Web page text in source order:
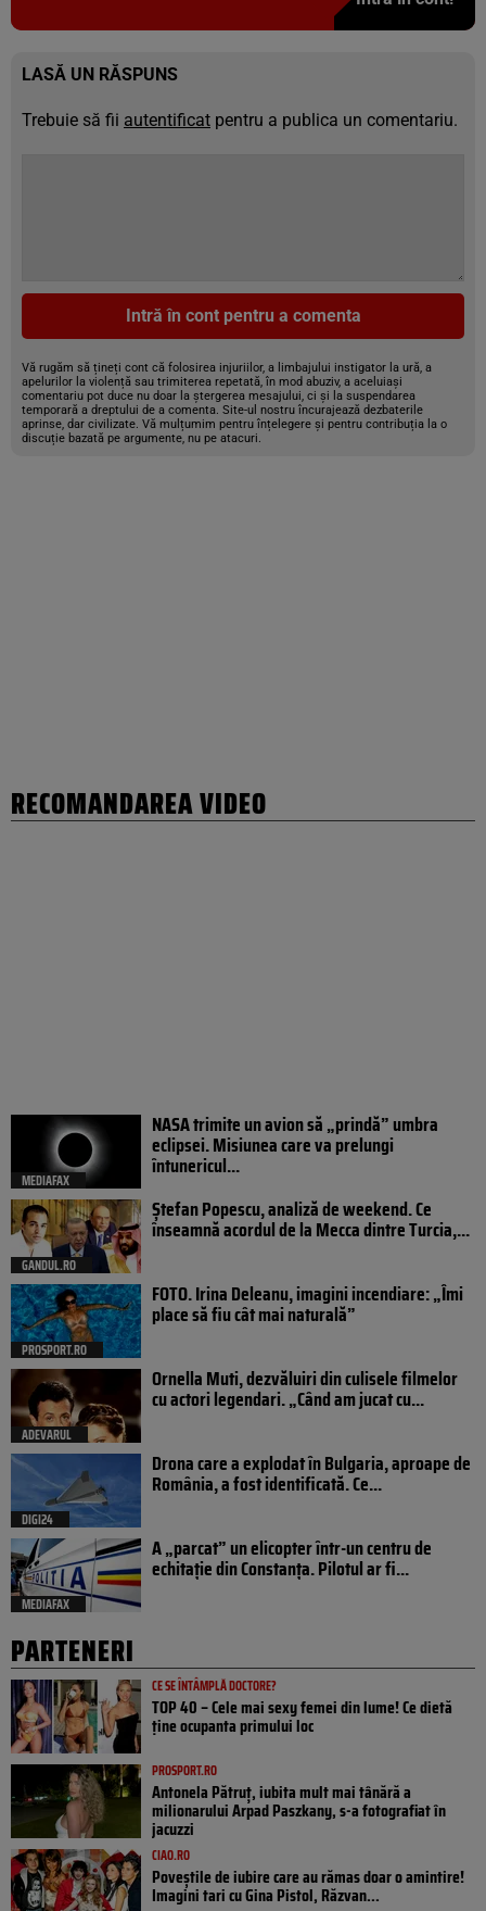
LASĂ UN RĂSPUNS
Trebuie să fii autentificat pentru a publica un comentariu.
Intră în cont pentru a comenta
Vă rugăm să țineți cont că folosirea injuriilor, a limbajului instigator la ură, a
apelurilor la violență sau trimiterea repetată, în mod abuziv, a aceluiași
comentariu pot duce nu doar la ștergerea mesajului, ci și la suspendarea
temporară a dreptului de a comenta. Site-ul nostru încurajează dezbaterile
aprinse, dar civilizate. Vă mulțumim pentru înțelegere și pentru contribuția la o
discuție bazată pe argumente, nu pe atacuri.
RECOMANDAREA VIDEO
MEDIAFAX
NASA trimite un avion să „prindă” umbra
eclipsei. Misiunea care va prelungi
întunericul...
GANDUL.RO
Ștefan Popescu, analiză de weekend. Ce
înseamnă acordul de la Mecca dintre Turcia,...
PROSPORT.RO
FOTO. Irina Deleanu, imagini incendiare: „Îmi
place să fiu cât mai naturală”
ADEVARUL
Ornella Muti, dezvăluiri din culisele filmelor
cu actori legendari. „Când am jucat cu...
DIGI24
Drona care a explodat în Bulgaria, aproape de
România, a fost identificată. Ce...
MEDIAFAX
A „parcat” un elicopter într-un centru de
echitație din Constanța. Pilotul ar fi...
PARTENERI
CE SE ÎNTÂMPLĂ DOCTORE?
TOP 40 – Cele mai sexy femei din lume! Ce dietă
ține ocupanta primului loc
PROSPORT.RO
Antonela Pătruț, iubita mult mai tânără a
milionarului Arpad Paszkany, s-a fotografiat în
jacuzzi
CIAO.RO
Poveştile de iubire care au rămas doar o amintire!
Imagini tari cu Gina Pistol, Răzvan...